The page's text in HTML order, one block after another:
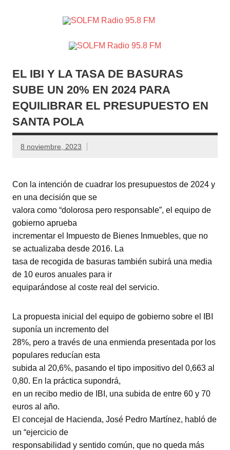
Crevillente, Radio en Vega Baja y Radio en el Medio
Vinalopó
EL IBI Y LA TASA DE BASURAS
SUBE UN 20% EN 2024 PARA
EQUILIBRAR EL PRESUPUESTO EN
SANTA POLA
8 noviembre, 2023
Con la intención de cuadrar los presupuestos de 2024 y
en una decisión que se
valora como “dolorosa pero responsable”, el equipo de
gobierno aprueba
incrementar el Impuesto de Bienes Inmuebles, que no
se actualizaba desde 2016. La
tasa de recogida de basuras también subirá una media
de 10 euros anuales para ir
equiparándose al coste real del servicio.
La propuesta inicial del equipo de gobierno sobre el IBI
suponía un incremento del
28%, pero a través de una enmienda presentada por los
populares reducían esta
subida al 20,6%, pasando el tipo impositivo del 0,663 al
0,80. En la práctica supondrá,
en un recibo medio de IBI, una subida de entre 60 y 70
euros al año.
El concejal de Hacienda, José Pedro Martínez, habló de
un “ejercicio de
responsabilidad y sentido común, que no queda más